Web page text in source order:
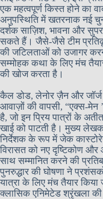
एक महत्वपूर्ण किस्त होने का
अनुपस्थिति में खतरनाक नई
दर्शक साज़िश, भावना और
सकते हैं। जैसे-जैसे टीम
की जटिलताओं को उजागर
सम्मोहक कथा के लिए मंच
की खोज करता है।
कैल डोड, लेनोर ज़ैन और
आवाज़ों की वापसी, “एक्स-मेन
है, जो इन प्रिय पात्रों के
खाई को पाटती है। मुख्य
निर्देशक के रूप में जेक
विरासत को नए दृष्टिकोण
साथ सम्मानित करने की
पुनरुद्धार की घोषणा ने
यात्रा के लिए मंच तैयार किया
क्लासिक एनिमेटेड श्रृंखला